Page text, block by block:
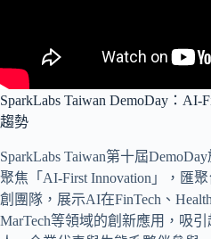
SparkLabs Taiwan DemoDay：AI-
趨勢
SparkLabs Taiwan第十屆
聚焦「AI-First Innovation」，匯
創團隊，展示AI在FinTech、
MarTech等領域的創新應用，吸